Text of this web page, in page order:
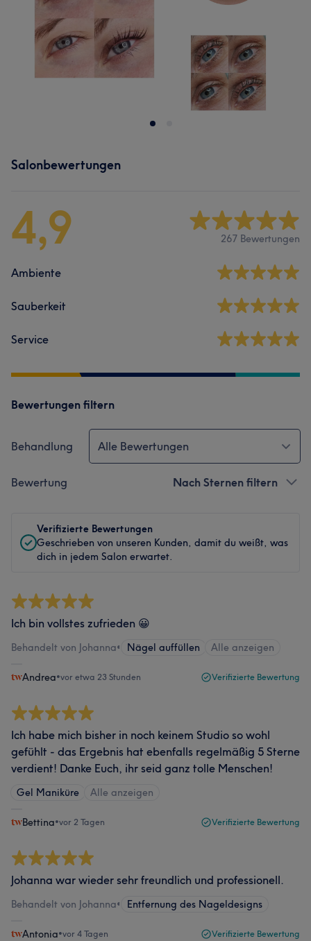
Salonbewertungen
4,9 267 Bewertungen
Ambiente
Sauberkeit
Service
Bewertungen filtern
Behandlung Alle Bewertungen
Bewertung Nach Sternen filtern
Verifizierte Bewertungen
Geschrieben von unseren Kunden, damit du weißt, was
dich in jedem Salon erwartet.
Ich bin vollstes zufrieden 😀
Behandelt von Johanna• Nägel auffüllen Alle anzeigen
Andrea•vor etwa 23 Stunden Verifizierte Bewertung
Ich habe mich bisher in noch keinem Studio so wohl
gefühlt - das Ergebnis hat ebenfalls regelmäßig 5 Sterne
verdient! Danke Euch, ihr seid ganz tolle Menschen!
Gel Maniküre Alle anzeigen
Bettina•vor 2 Tagen Verifizierte Bewertung
Johanna war wieder sehr freundlich und professionell.
Behandelt von Johanna• Entfernung des Nageldesigns
Antonia•vor 4 Tagen Verifizierte Bewertung